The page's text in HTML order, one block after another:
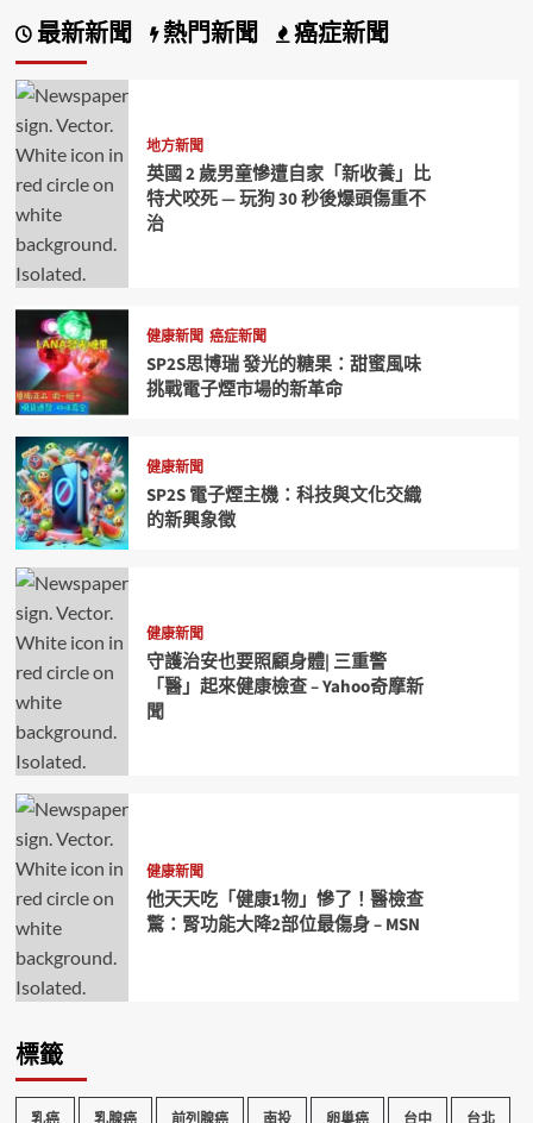
最新新聞 熱門新聞 癌症新聞
地方新聞
英國 2 歲男童慘遭自家「新收養」比
特犬咬死 — 玩狗 30 秒後爆頭傷重不
治
健康新聞 癌症新聞
SP2S思博瑞 發光的糖果：甜蜜風味
挑戰電子煙市場的新革命
健康新聞
SP2S 電子煙主機：科技與文化交織
的新興象徵
健康新聞
守護治安也要照顧身體| 三重警
「醫」起來健康檢查 – Yahoo奇摩新
聞
健康新聞
他天天吃「健康1物」慘了！醫檢查
驚：腎功能大降2部位最傷身 – MSN
標籤
乳癌 乳腺癌 前列腺癌 南投 卵巢癌 台中 台北